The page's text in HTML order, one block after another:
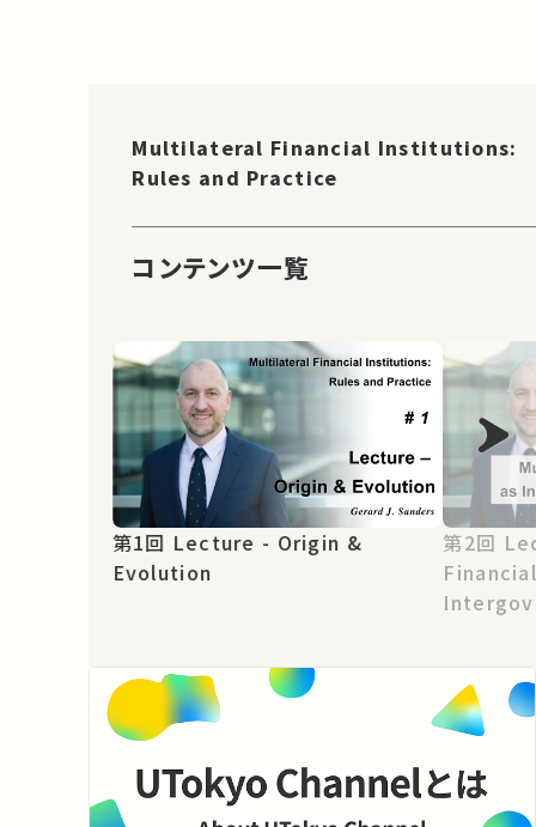
Multilateral Financial Institutions:
Rules and Practice
コンテンツ一覧
第1回 Lecture - Origin &
Evolution
第2回 Lecture - Multilateral